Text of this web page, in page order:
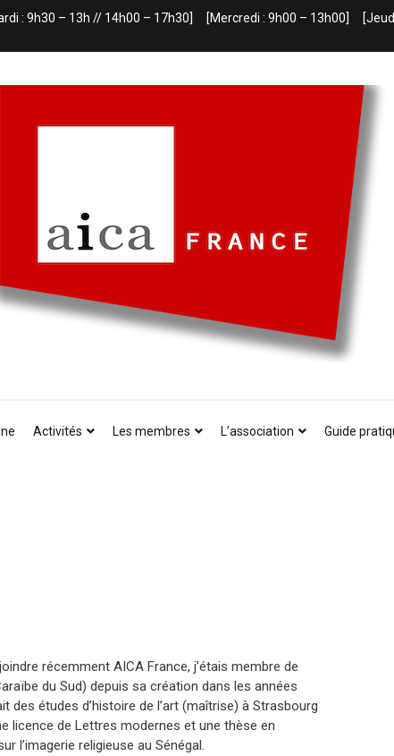
: 9h30 – 13h // 14h00 – 17h30] [Mercredi : 9h00 – 13h00]
Activités Les membres L’association Guide
récemment AICA France, j’étais membre de
du Sud) depuis sa création dans les années
des études d’histoire de l’art (maîtrise) à Strasbourg
licence de Lettres modernes et une thèse en
l’imagerie religieuse au Sénégal.